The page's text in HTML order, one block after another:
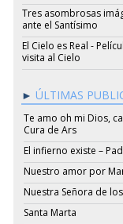
Tres asombrosas
ante el Santísimo
El Cielo es Real -
visita al Cielo
ÚLTIMAS
Te amo oh mi Dios,
Cura de Ars
El infierno existe –
Nuestro amor por
Nuestra Señora de
Santa Marta